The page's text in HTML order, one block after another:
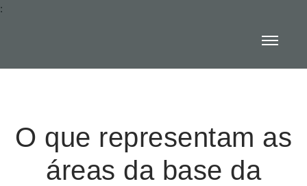
:
O que representam as
áreas da base da